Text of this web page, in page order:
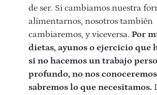
de ser. Si cambiamos nuestra
alimentarnos, nosotros también
cambiaremos, y viceversa. Por
dietas, ayunos o ejercicio que
si no hacemos un trabajo
profundo, no nos
sabremos lo que necesitamos.